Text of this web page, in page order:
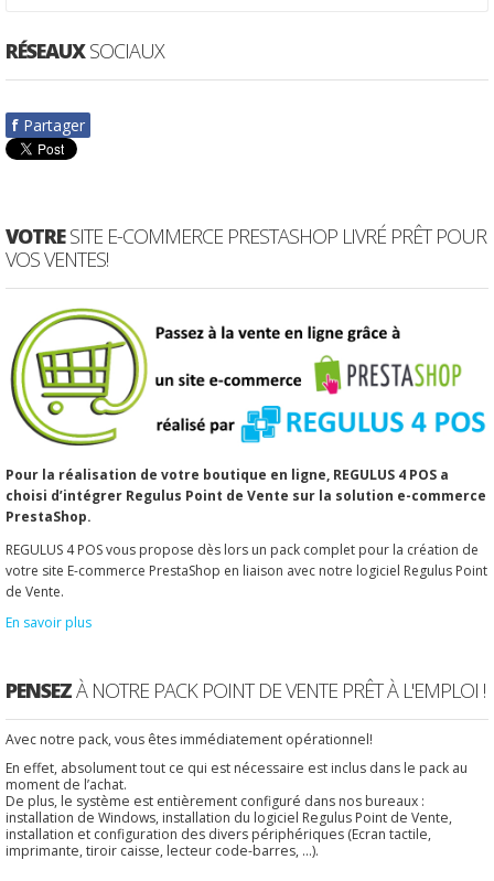
RÉSEAUXSOCIAUX
f Partager
VOTRESITE E-COMMERCE PRESTASHOP LIVRÉ PRÊT POUR
VOS VENTES!
Pour la réalisation de votre boutique en ligne, REGULUS 4 POS a
choisi d’intégrer Regulus Point de Vente sur la solution e-commerce
PrestaShop.
REGULUS 4 POS vous propose dès lors un pack complet pour la création de
votre site E-commerce PrestaShop en liaison avec notre logiciel Regulus Point
de Vente.
En savoir plus
PENSEZÀ NOTRE PACK POINT DE VENTE PRÊT À L'EMPLOI !
Avec notre pack, vous êtes immédiatement opérationnel!
En effet, absolument tout ce qui est nécessaire est inclus dans le pack au
moment de l’achat.
De plus, le système est entièrement configuré dans nos bureaux :
installation de Windows, installation du logiciel Regulus Point de Vente,
installation et configuration des divers périphériques (Ecran tactile,
imprimante, tiroir caisse, lecteur code-barres, ...).